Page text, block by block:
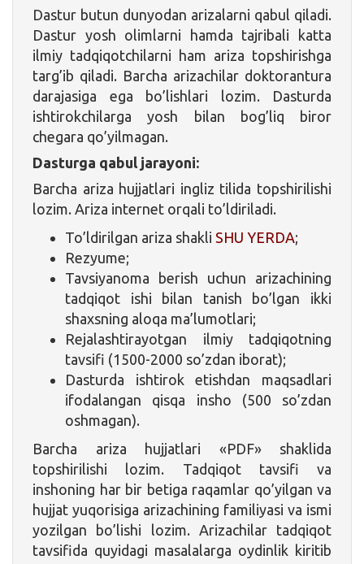
Dastur butun dunyodan arizalarni qabul qiladi.
Dastur yosh olimlarni hamda tajribali katta
ilmiy tadqiqotchilarni ham ariza topshirishga
targ’ib qiladi. Barcha arizachilar doktorantura
darajasiga ega bo’lishlari lozim. Dasturda
ishtirokchilarga yosh bilan bog’liq biror
chegara qo’yilmagan.
Dasturga qabul jarayoni:
Barcha ariza hujjatlari ingliz tilida topshirilishi
lozim. Ariza internet orqali to’ldiriladi.
To’ldirilgan ariza shakli SHU YERDA;
Rezyume;
Tavsiyanoma berish uchun arizachining
tadqiqot ishi bilan tanish bo’lgan ikki
shaxsning aloqa ma’lumotlari;
Rejalashtirayotgan ilmiy tadqiqotning
tavsifi (1500-2000 so’zdan iborat);
Dasturda ishtirok etishdan maqsadlari
ifodalangan qisqa insho (500 so’zdan
oshmagan).
Barcha ariza hujjatlari «PDF» shaklida
topshirilishi lozim. Tadqiqot tavsifi va
inshoning har bir betiga raqamlar qo’yilgan va
hujjat yuqorisiga arizachining familiyasi va ismi
yozilgan bo’lishi lozim. Arizachilar tadqiqot
tavsifida quyidagi masalalarga oydinlik kiritib